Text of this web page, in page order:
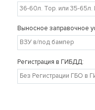
Выносное заправочное
Регистрация в ГИБДД: